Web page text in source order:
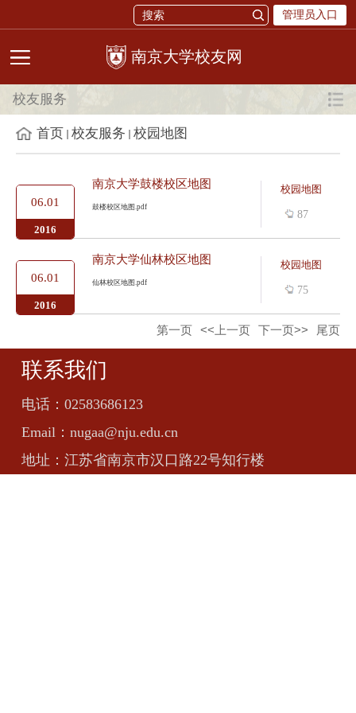
管理员入口
校友网
校友服务
首页 校友服务 校园地图
06.01
2016
校园地图
87
南京大学鼓楼校区地图
鼓楼校区地图.pdf
06.01
2016
校园地图
75
南京大学仙林校区地图
仙林校区地图.pdf
第一页 <<上一页 下一页>> 尾页
联系我们
电话： 02583686123
Email： nugaa@nju.edu.cn
地址： 江苏省南京市汉口路22号知行楼